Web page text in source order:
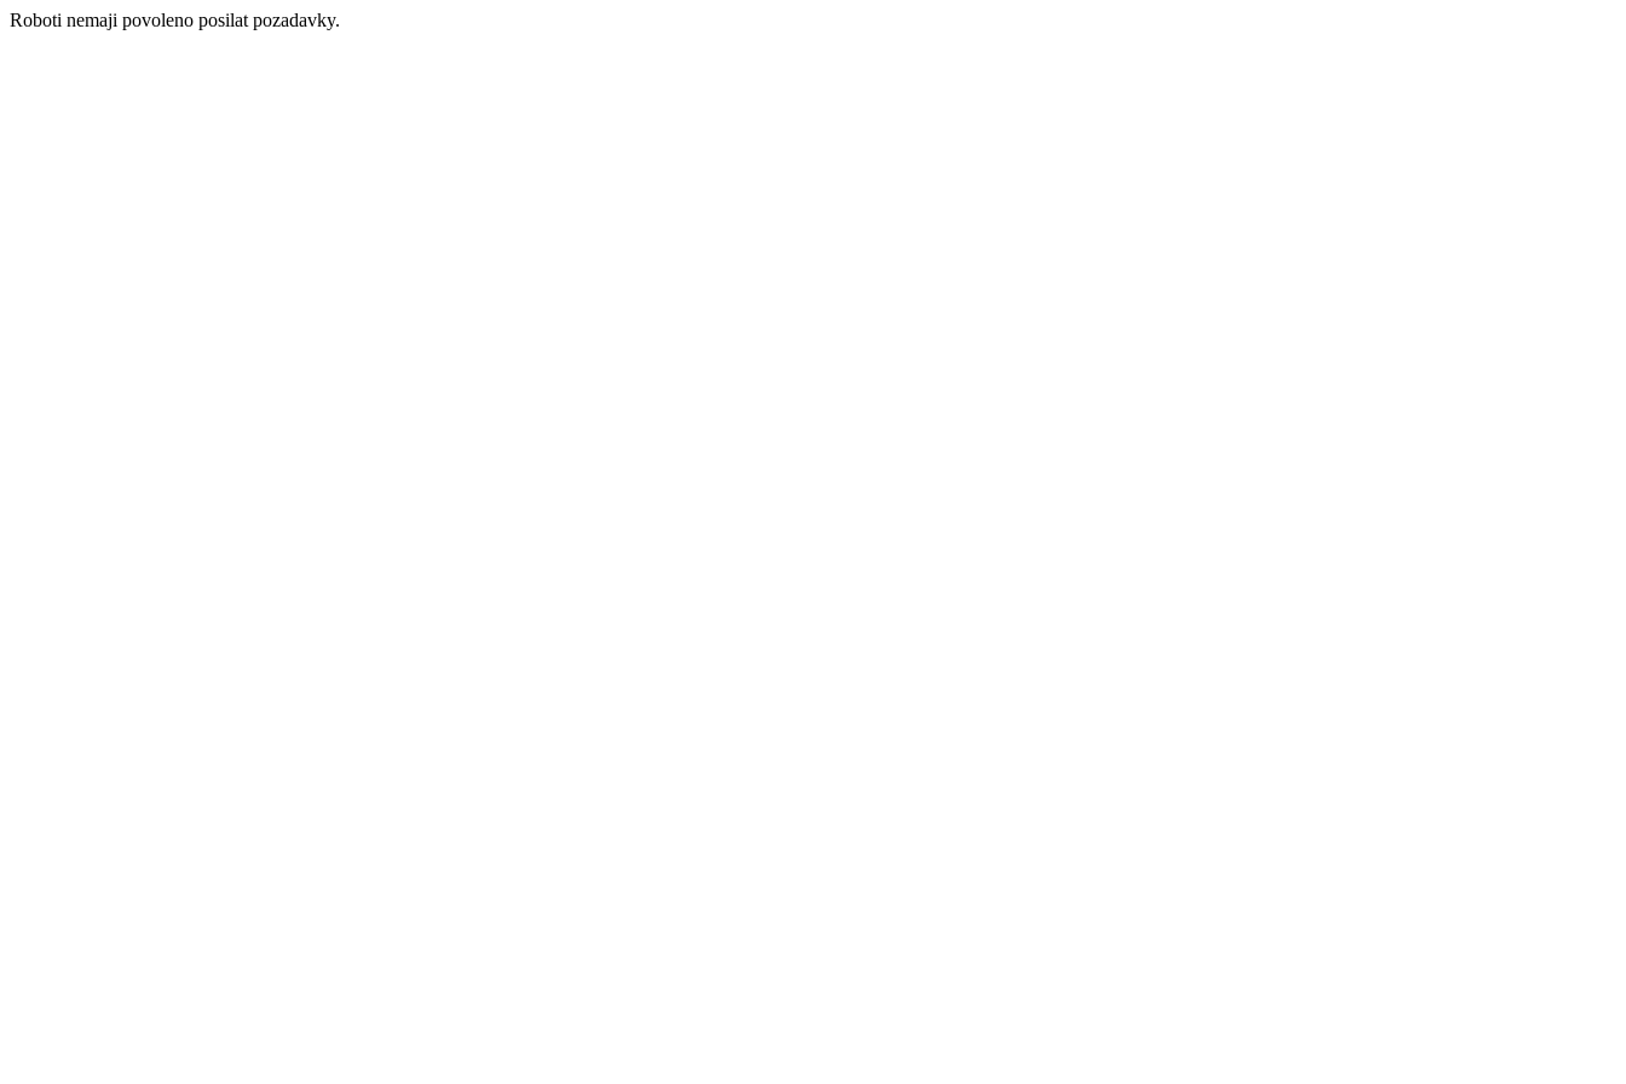
Roboti nemaji povoleno posilat pozadavky.